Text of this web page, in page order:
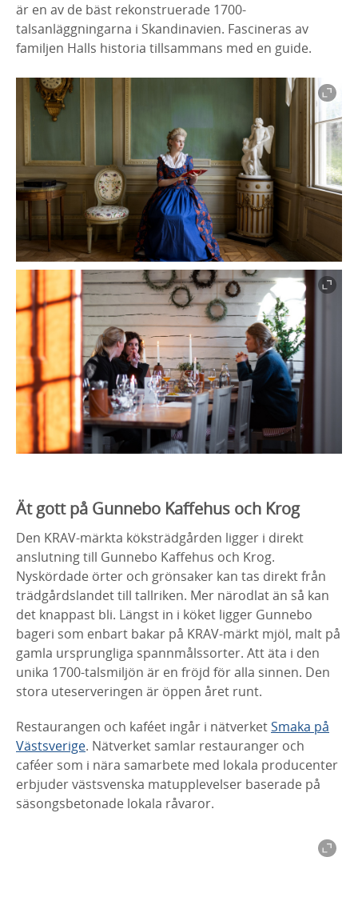
är en av de bäst rekonstruerade 1700-
talsanläggningarna i Skandinavien. Fascineras av
familjen Halls historia tillsammans med en guide.
Ät gott på Gunnebo Kaffehus och Krog
Den KRAV-märkta köksträdgården ligger i direkt
anslutning till Gunnebo Kaffehus och Krog.
Nyskördade örter och grönsaker kan tas direkt från
trädgårdslandet till tallriken. Mer närodlat än så kan
det knappast bli. Längst in i köket ligger Gunnebo
bageri som enbart bakar på KRAV-märkt mjöl, malt på
gamla ursprungliga spannmålssorter. Att äta i den
unika 1700-talsmiljön är en fröjd för alla sinnen. Den
stora uteserveringen är öppen året runt.
Restaurangen och kaféet ingår i nätverketSmaka på
Västsverige. Nätverket samlar restauranger och
caféer som i nära samarbete med lokala producenter
erbjuder västsvenska matupplevelser baserade på
säsongsbetonade lokala råvaror.